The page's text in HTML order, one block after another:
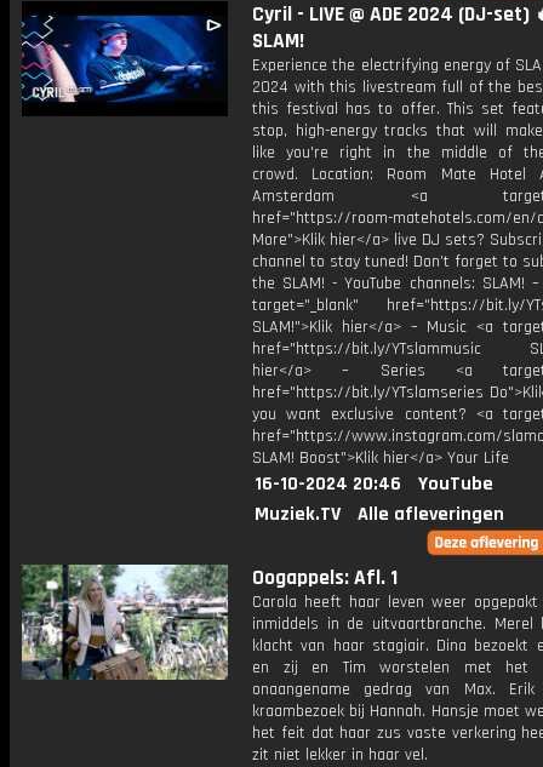
Cyril - LIVE @ ADE 2024 (DJ-set)
SLAM!
Experience the electrifying energy of
2024 with this livestream full of the
this festival has to offer. This set
stop, high-energy tracks that will
like you're right in the middle of
crowd. Location: Room Mate Hotel
Amsterdam <a
href="https://room-matehotels.com/en/
More">Klik hier</a> live DJ sets?
channel to stay tuned! Don’t forget to
the SLAM! - YouTube channels: SLAM!
target="_blank" href="https://bit.ly/
SLAM!">Klik hier</a> – Music <a
href="https://bit.ly/YTslammusic
hier</a> – Series <a
href="https://bit.ly/YTslamseries
you want exclusive content? <a
href="https://www.instagram.com/
SLAM! Boost">Klik hier</a> Your Life
16-10-2024 20:46
YouTube
Muziek.TV
Alle afleveringen
Oogappels: Afl. 1
Carola heeft haar leven weer
inmiddels in de uitvaartbranche. Merel
klacht van haar stagiair. Dina bezoekt
en zij en Tim worstelen met het
onaangename gedrag van Max.
kraambezoek bij Hannah. Hansje moet
het feit dat haar zus vaste verkering
zit niet lekker in haar vel.